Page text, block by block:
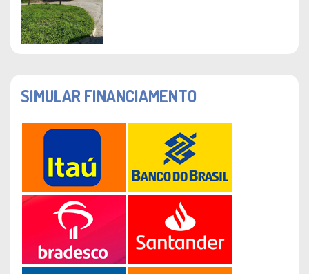
SIMULAR FINANCIAMENTO